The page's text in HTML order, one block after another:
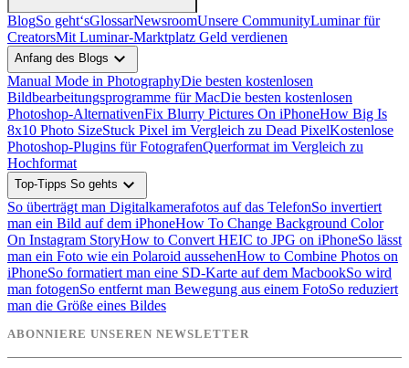
BlogSo geht‘sGlossarNewsroomUnsere CommunityLuminar für
CreatorsMit Luminar-Marktplatz Geld verdienen
Anfang des Blogs expand_more
Manual Mode in PhotographyDie besten kostenlosen
Bildbearbeitungsprogramme für MacDie besten kostenlosen
Photoshop-AlternativenFix Blurry Pictures On iPhoneHow Big Is
8x10 Photo SizeStuck Pixel im Vergleich zu Dead PixelKostenlose
Photoshop-Plugins für FotografenQuerformat im Vergleich zu
Hochformat
Top-Tipps So gehts expand_more
So überträgt man Digitalkamerafotos auf das TelefonSo invertiert
man ein Bild auf dem iPhoneHow To Change Background Color
On Instagram StoryHow to Convert HEIC to JPG on iPhoneSo lässt
man ein Foto wie ein Polaroid aussehenHow to Combine Photos on
iPhoneSo formatiert man eine SD-Karte auf dem MacbookSo wird
man fotogenSo entfernt man Bewegung aus einem FotoSo reduziert
man die Größe eines Bildes
ABONNIERE UNSEREN NEWSLETTER